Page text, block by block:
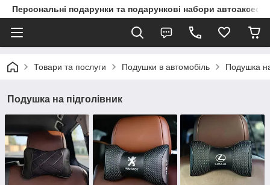
Персональні подарунки та подарункові набори
Товари та послуги Подушки в автомобіль Подушка
Подушка на підголівник